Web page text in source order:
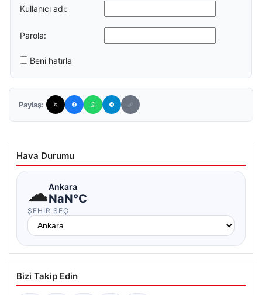
Kullanıcı adı:
Parola:
Beni hatırla
Paylaş:
Hava Durumu
☁Ankara
NaN°C
ŞEHIR SEÇ
Bizi Takip Edin